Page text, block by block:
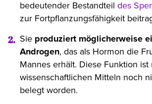
bedeutender Bestandteil des
zur Fortpflanzungsfähigkeit
Sie produziert möglicherweise
Androgen, das als Hormon die
Mannes erhält. Diese Funktion ist
wissenschaftlichen Mitteln noch
belegt worden.